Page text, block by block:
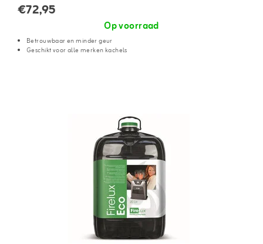
€72,95
Op voorraad
Betrouwbaar en minder geur
Geschikt voor alle merken kachels